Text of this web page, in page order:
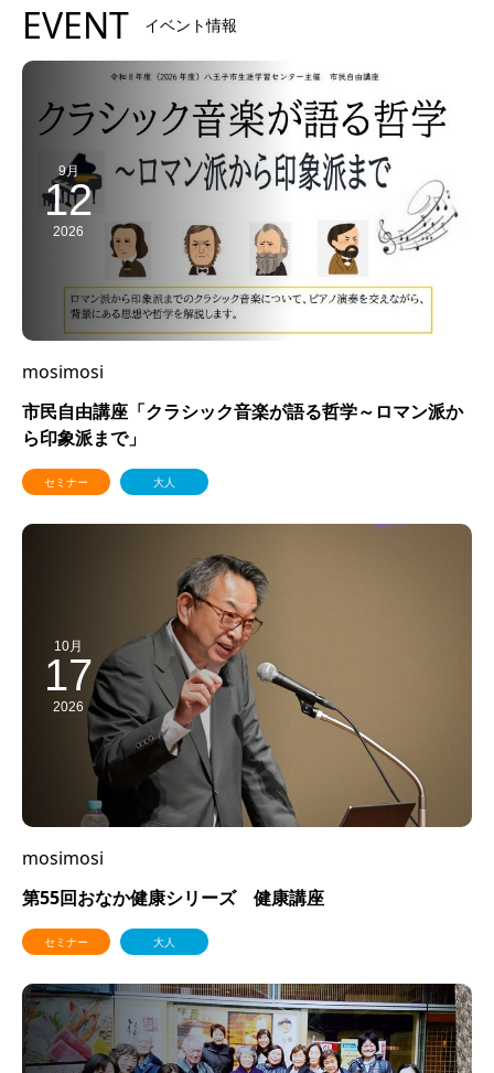
EVENT イベント情報
9月
12
2026
mosimosi
市民自由講座「クラシック音楽が語る哲学～ロマン派か
ら印象派まで」
セミナー 大人
10月
17
2026
mosimosi
第55回おなか健康シリーズ 健康講座
セミナー 大人